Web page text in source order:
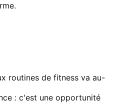
routines de fitness va au-
: c'est une opportunité